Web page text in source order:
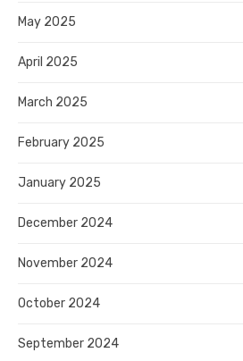
May 2025
April 2025
March 2025
February 2025
January 2025
December 2024
November 2024
October 2024
September 2024